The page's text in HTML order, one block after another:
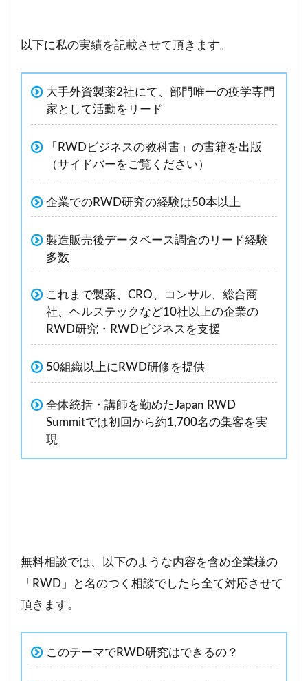
以下に私の実績を記載させて頂きます。
大手外資製薬2社にて、部門唯一の疫学専門
家として活動をリード
「RWDビジネスの教科書」の書籍を出版
（サイドバーをご覧ください）
企業でのRWD研究の経験は50本以上
製造販売後データベース調査のリード経験
多数
これまで製薬、CRO、コンサル、総合商
社、ヘルステックなど10社以上の企業の
RWD研究・RWDビジネスを支援
50組織以上にRWD研修を提供
全体統括・講師を勤めたJapan RWD
Summitでは初回から約1,700名の集客を実
現
無料相談では、以下のような内容を含め企業様の
「RWD」と名のつく相談でしたら全て対応させて
頂きます。
このテーマでRWD研究はできるの？